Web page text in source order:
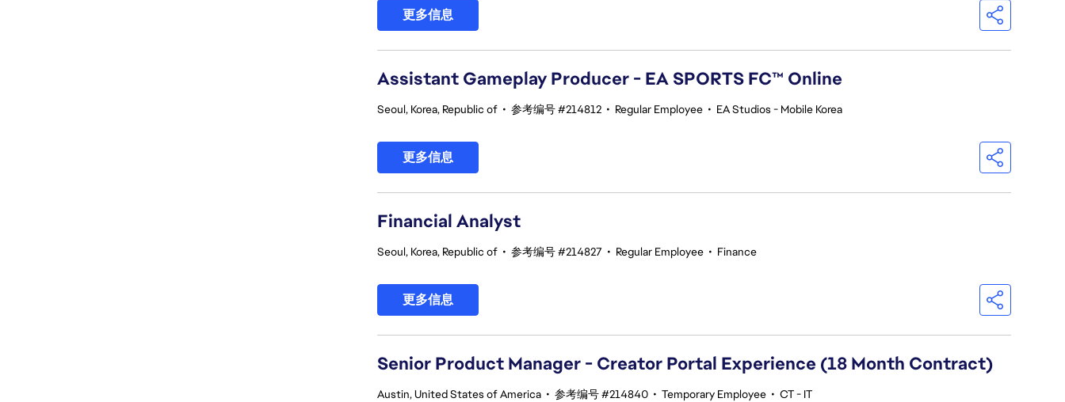
更多信息
Assistant Gameplay Producer - EA SPORTS FC™ Online
Seoul, Korea, Republic of • 参考编号 #214812 • Regular Employee • EA Studios - Mobile Korea
更多信息
Financial Analyst
Seoul, Korea, Republic of • 参考编号 #214827 • Regular Employee • Finance
更多信息
Senior Product Manager - Creator Portal Experience (18 Month Contract)
Austin, United States of America • 参考编号 #214840 • Temporary Employee • CT - IT